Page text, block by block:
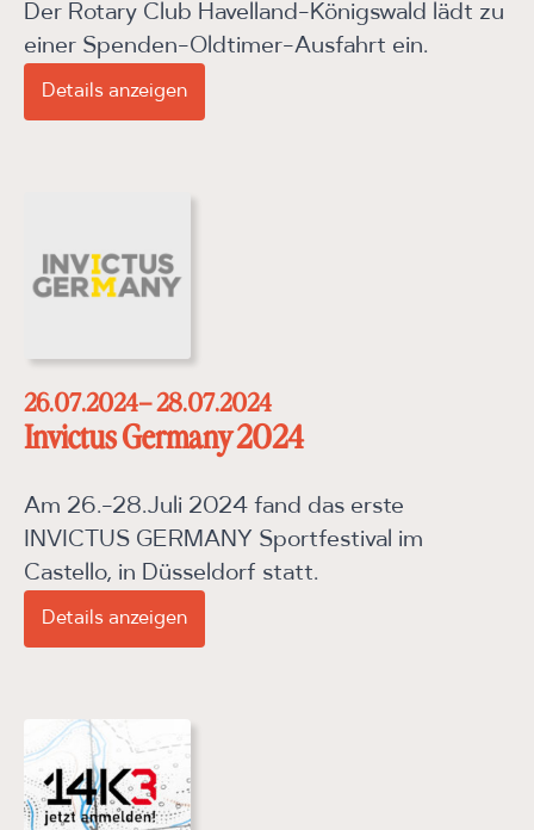
Der Rotary Club Havelland-Königswald lädt zu
einer Spenden-Oldtimer-Ausfahrt ein.
Details anzeigen
26.07.2024– 28.07.2024
Invictus Germany 2024
Am 26.-28.Juli 2024 fand das erste
INVICTUS GERMANY Sportfestival im
Castello, in Düsseldorf statt.
Details anzeigen